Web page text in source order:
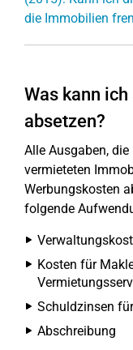
die Immobilien
Was kann
absetzen?
Alle Ausgaben,
vermieteten
Werbungskosten
folgende
Kosten für
Schuldzinsen
Abschreibung